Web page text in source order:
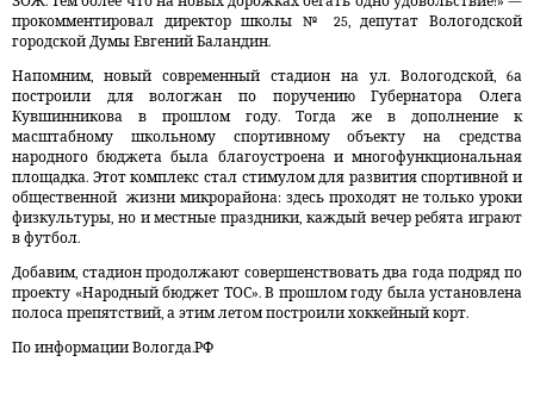
прокомментировал директор школы № 25, депутат Вологодской
городской Думы Евгений Баландин.
Напомним, новый современный стадион на ул. Вологодской, 6а
построили для вологжан по поручению Губернатора Олега
Кувшинникова в прошлом году. Тогда же в дополнение к
масштабному школьному спортивному объекту на средства
народного бюджета была благоустроена и многофункциональная
площадка. Этот комплекс стал стимулом для развития спортивной и
общественной жизни микрорайона: здесь проходят не только уроки
физкультуры, но и местные праздники, каждый вечер ребята играют
в футбол.
Добавим, стадион продолжают совершенствовать два года подряд по
проекту «Народный бюджет ТОС». В прошлом году была установлена
полоса препятствий, а этим летом построили хоккейный корт.
По информации Вологда.РФ